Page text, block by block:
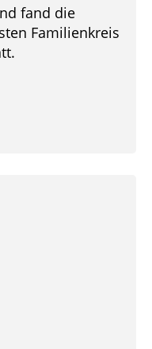
fand die
Familienkreis